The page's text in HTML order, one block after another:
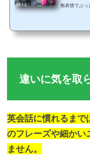
無表情でぶっ
と思います。
違いに気を取
英会話に慣れるまで
のフレーズや細かい
ません。